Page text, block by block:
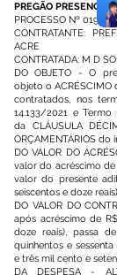
PREGÃO
PROCESSO Nº 019/
CONTRATANTE:
ACRE
CONTRATADA: M D
DO OBJETO - O
objeto o ACRÉSCIMO
contratados, nos
14.133/2021 e Termo
da CLÁUSULA
ORÇAMENTÁRIOS do
DO VALOR DO
valor do acréscimo
valor do presente
seiscentos e doze
DO VALOR DO
após acréscimo de
doze reais), passa
quinhentos e sessenta
e três mil cento e
DA DESPESA -